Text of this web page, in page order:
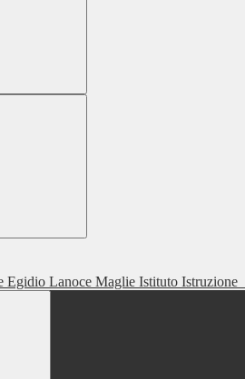
Istituto Istruzione